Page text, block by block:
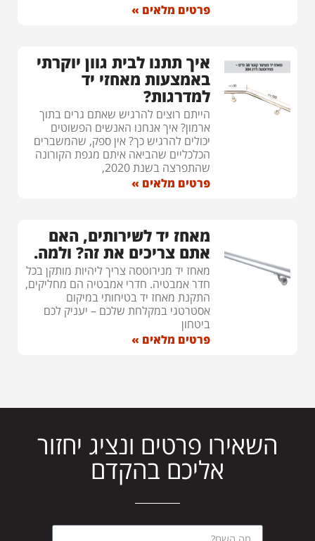
פרטים מלאים »
איך תתנו לבית גוון יוקרתי
באמצעות מאחזי יד
למדרגות?
הייתם רוצים להרגיש שאתם גרים בתוך
ארמון? איך אנחנו האנשים הפשוטים
יכולים להרגיש כך? אין ספק, שהמשברים
הכלכליים שהביאה איתם מגפת הקורונה
שהתפרצה בשנת 2020,
פרטים מלאים »
מאחז יד לשירותים, האם
אתם צריכים את זה? ולמה.
מאחז יד מנירוטסה צריך ליהיות מותקן בכל
חדר אמבטיה. חדרי אמבטיה הם מחליקים,
התקנת מאחז יד בטיחותי במיקום
אסטרטגי במקלחת שלכם – יעניק לכם
ביטחון
פרטים מלאים »
השאירו פרטים ונציג יחזור
אליכם בהקדם